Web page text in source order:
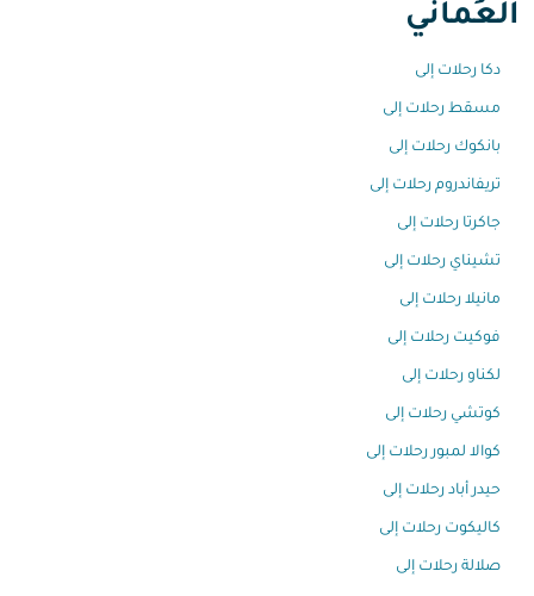
العُماني
دكا رحلات إلى
مسقط رحلات إلى
بانكوك رحلات إلى
تريفاندروم رحلات إلى
جاكرتا رحلات إلى
تشيناي رحلات إلى
مانيلا رحلات إلى
فوكيت رحلات إلى
لكناو رحلات إلى
كوتشي رحلات إلى
كوالا لمبور رحلات إلى
حيدر أباد رحلات إلى
كاليكوت رحلات إلى
صلالة رحلات إلى